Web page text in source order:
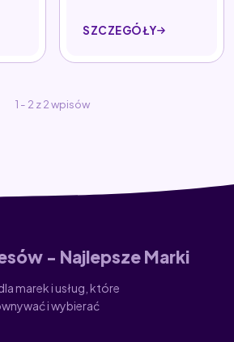
SZCZEGÓŁY
1 - 2 z 2 wpisów
- Najlepsze Marki
marek i usług, które
i wybierać